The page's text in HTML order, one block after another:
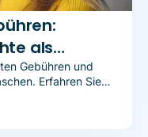
als
Gebühren und
Erfahren Sie
in unserem
Gebühren in den